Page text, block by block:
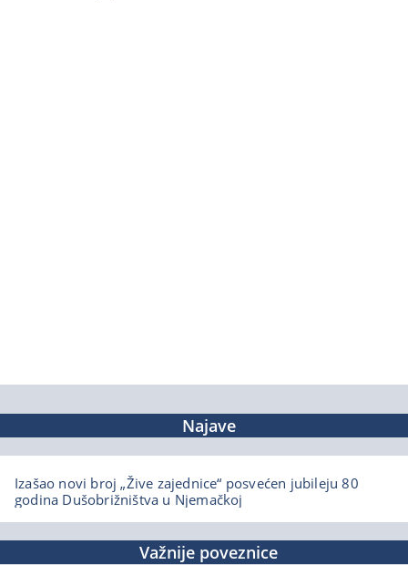
Najave
Izašao novi broj „Žive zajednice“ posvećen jubileju 80
godina Dušobrižništva u Njemačkoj
Važnije poveznice